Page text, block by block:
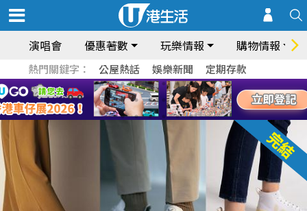
演唱會 優惠著數 玩樂情報 購物情報
熱門關鍵字： 公屋熱話 娛樂新聞 定期存款